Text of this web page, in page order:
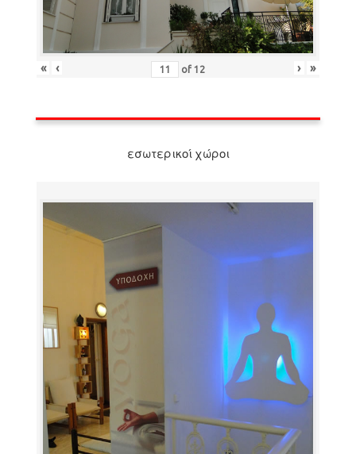
« ‹ of 12 › »
εσωτερικοί χώροι